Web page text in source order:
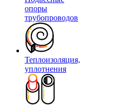
опоры
трубопроводов
Теплоизоляция,
уплотнения